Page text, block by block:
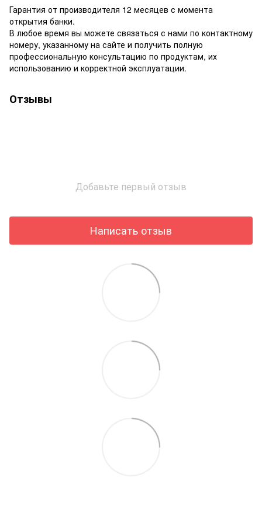
Гарантия от производителя 12 месяцев с момента
открытия банки.
В любое время вы можете связаться с нами по контактному
номеру, указанному на сайте и получить полную
профессиональную консультацию по продуктам, их
использованию и корректной эксплуатации.
Отзывы
Добавьте первый отзыв
Написать отзыв